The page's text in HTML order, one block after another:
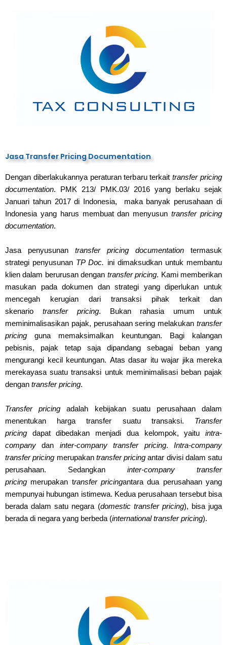
Jasa Transfer Pricing Documentation
Dengan diberlakukannya peraturan terbaru terkaittransfer pricing
documentation. PMK 213/ PMK.03/ 2016 yang berlaku sejak
Januari tahun 2017 di Indonesia, maka banyak perusahaan di
Indonesia yang harus membuat dan menyusuntransfer pricing
documentation.
Jasa penyusunan transfer pricing documentation termasuk
strategi penyusunan TP Doc. ini dimaksudkan untuk membantu
klien dalam berurusan dengan transfer pricing. Kami memberikan
masukan pada dokumen dan strategi yang diperlukan untuk
mencegah kerugian dari transaksi pihak terkait dan
skenario transfer pricing. Bukan rahasia umum untuk
meminimalisasikan pajak, perusahaan sering melakukan transfer
pricing guna memaksimalkan keuntungan. Bagi kalangan
pebisnis, pajak tetap saja dipandang sebagai beban yang
mengurangi kecil keuntungan. Atas dasar itu wajar jika mereka
merekayasa suatu transaksi untuk meminimalisasi beban pajak
dengan transfer pricing.
Transfer pricing adalah kebijakan suatu perusahaan dalam
menentukan harga transfer suatu transaksi. Transfer
pricing dapat dibedakan menjadi dua kelompok, yaitu intra-
company dan inter-company transfer pricing.Intra-company
transfer pricing merupakan transfer pricing antar divisi dalam satu
perusahaan. Sedangkan inter-company transfer
pricing merupakan transfer pricingantara dua perusahaan yang
mempunyai hubungan istimewa. Kedua perusahaan tersebut bisa
berada dalam satu negara (domestic transfer pricing), bisa juga
berada di negara yang berbeda (international transfer pricing).